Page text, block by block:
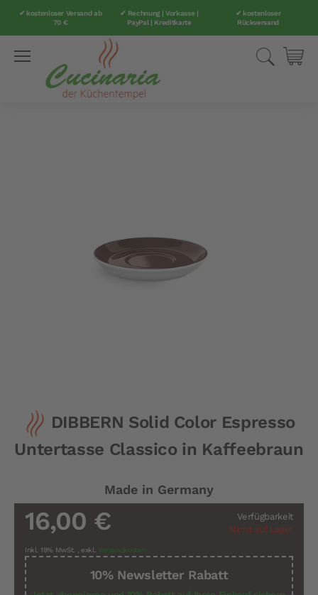
✔ kostenloser Versand ab
70 €
✔ Rechnung | Vorkasse |
PayPal | Kreditkarte
✔ kostenloser
Rückversand
Suche
Anfang
der
Bildergalerie
DIBBERN Solid Color Espresso
Untertasse Classico in Kaffeebraun
Made in Germany
Verfügbarkeit
Nicht auf Lager
16,00 €
Inkl. 19% MwSt. , exkl. Versandkosten
10% Newsletter Rabatt